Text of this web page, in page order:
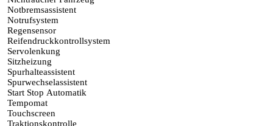
Notbremsassistent
Notrufsystem
Regensensor
Reifendruckkontrollsystem
Servolenkung
Sitzheizung
Spurhalteassistent
Spurwechselassistent
Start Stop Automatik
Tempomat
Touchscreen
Traktionskontrolle